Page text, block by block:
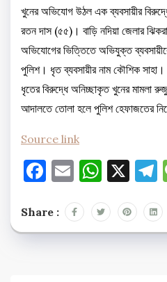
খুনের অভিযোগ উঠল এক ব্যবসায়ীর
রতন দাস (৫৫)। বাড়ি নদিয়া জেলার
অভিযোগের ভিত্তিতে অভিযুক্ত
পুলিশ। ধৃত ব্যবসায়ীর নাম কৌশিক সাহা।
ধৃতের বিরুদ্ধে অনিচ্ছাকৃত খুনের মামলা
আদালতে তোলা হলে পুলিশ হেফাজতের
Source link
Facebook
EmailX
Share :